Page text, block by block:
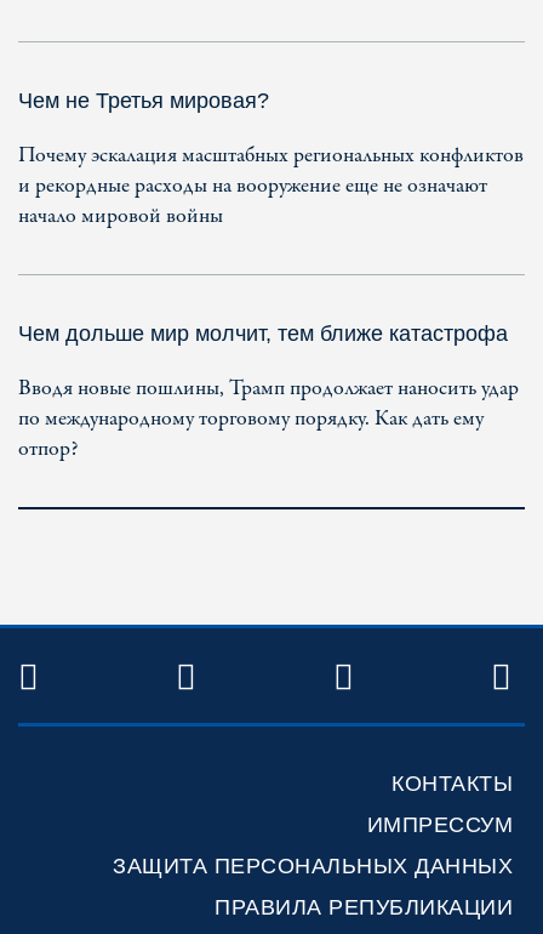
Чем не Третья мировая?
Почему эскалация масштабных региональных конфликтов
и рекордные расходы на вооружение еще не означают
начало мировой войны
Чем дольше мир молчит, тем ближе катастрофа
Вводя новые пошлины, Трамп продолжает наносить удар
по международному торговому порядку. Как дать ему
отпор?
TWITTER FACEBOOKYOUTUBE
КОНТАКТЫ
ИМПРЕССУМ
ЗАЩИТА ПЕРСОНАЛЬНЫХ ДАННЫХ
ПРАВИЛА РЕПУБЛИКАЦИИ